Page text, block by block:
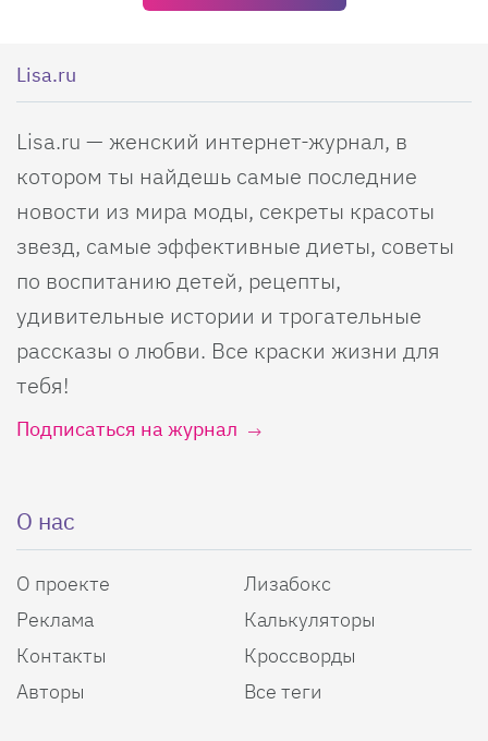
Lisa.ru
Lisa.ru — женский интернет-журнал, в
котором ты найдешь самые последние
новости из мира моды, секреты красоты
звезд, самые эффективные диеты, советы
по воспитанию детей, рецепты,
удивительные истории и трогательные
рассказы о любви. Все краски жизни для
тебя!
Подписаться на журнал
О нас
О проекте
Реклама
Контакты
Авторы
Лизабокс
Калькуляторы
Кроссворды
Все теги